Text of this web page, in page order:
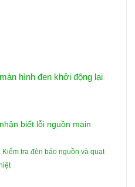
hình đen khởi động lại
biết lỗi nguồn main
Kiểm tra đèn báo nguồn và quạt